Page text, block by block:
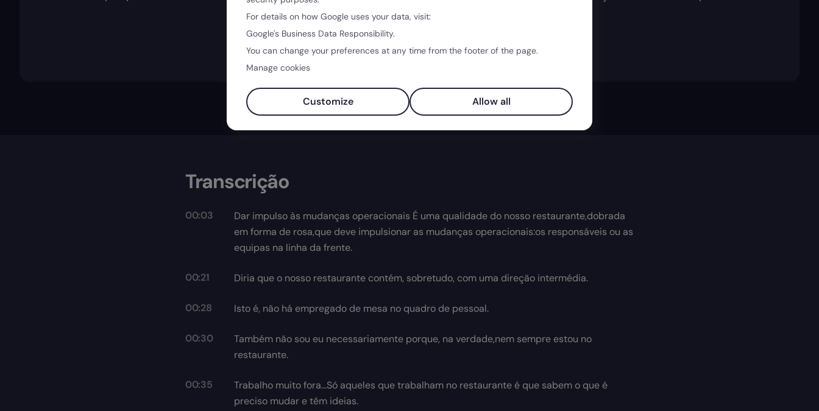
Transcrição
00:03
Dar impulso às mudanças operacionais É uma qualidade do nosso restaurante,dobrada
em forma de rosa,que deve impulsionar as mudanças operacionais:os responsáveis ou as
equipas na linha da frente.
00:21 Diria que o nosso restaurante contém, sobretudo, com uma direção intermédia.
00:28 Isto é, não há empregado de mesa no quadro de pessoal.
00:30
Também não sou eu necessariamente porque, na verdade,nem sempre estou no
restaurante.
00:35
Trabalho muito fora...Só aqueles que trabalham no restaurante é que sabem o que é
preciso mudar e têm ideias.
For details on how Google uses your data, visit:
Google's Business Data Responsibility.
You can change your preferences at any time from the footer of the page.
Manage cookies
Customize Allow all